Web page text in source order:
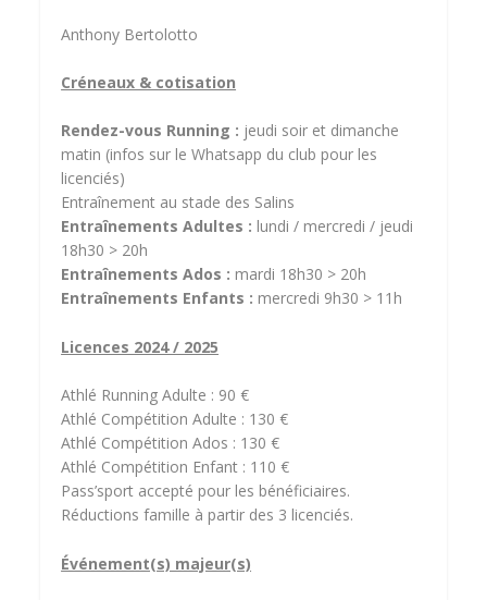
Anthony Bertolotto
Créneaux & cotisation
Rendez-vous Running : jeudi soir et dimanche
matin (infos sur le Whatsapp du club pour les
licenciés)
Entraînement au stade des Salins
Entraînements Adultes : lundi / mercredi / jeudi
18h30 > 20h
Entraînements Ados : mardi 18h30 > 20h
Entraînements Enfants : mercredi 9h30 > 11h
Licences 2024 / 2025
Athlé Running Adulte : 90 €
Athlé Compétition Adulte : 130 €
Athlé Compétition Ados : 130 €
Athlé Compétition Enfant : 110 €
Pass’sport accepté pour les bénéficiaires.
Réductions famille à partir des 3 licenciés.
Événement(s) majeur(s)